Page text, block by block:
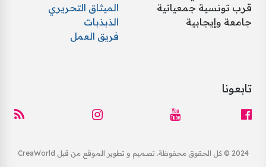
قرب تونسية جمعياتية
جامعة وإيجابية
الميثاق التحريري
الذبذبات
فريق العمل
تابعونا
2024 © كل الحقوق محفوظة. تصميم و تطوير الموقع من قبل CreaWorld